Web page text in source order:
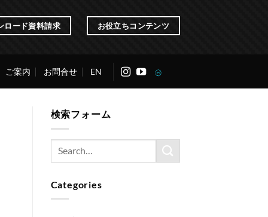
ロード資料請求 お役立ちコンテンツ
ご案内 お問合せ EN
検索フォーム
Categories